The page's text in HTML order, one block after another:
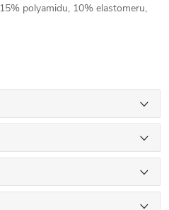
polyamidu, 10% elastomeru,